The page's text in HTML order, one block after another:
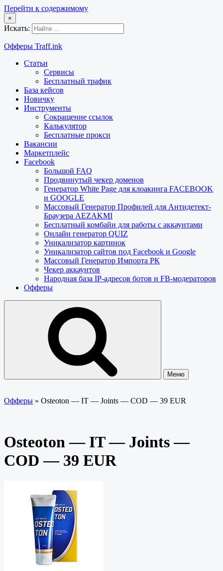
Перейти к содержимому
×
Искать:
Офферы Traff.ink
Статьи
Сервисы
Бесплатный трафик
База кейсов
Новичку
Инструменты
Сокращение ссылок
Калькулятор
Бесплатные прокси
Вакансии
Маркетплейс
Facebook
Большой FAQ
Продвинутый чекер доменов
Генератор White Page для клоакинга FACEBOOK
и GOOGLE
Массовый Генератор Профилей для Антидетект-
Браузера AEZAKMI
Бесплатный комбайн для работы с аккаунтами
Онлайн генератор QUIZ
Уникализатор картинок
Уникализатор сайтов под Facebook и Google
Массовый Генератор Импорта РК
Чекер аккаунтов
Народная база IP-адресов ботов и FB-модераторов
Офферы
Меню
Офферы » Osteoton — IT — Joints — COD — 39 EUR
Osteoton — IT — Joints —
COD — 39 EUR